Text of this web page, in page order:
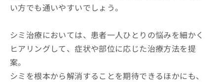
い方でも通いやすいでしょう。
シミ治療においては、患者一人ひとりの悩みを細かく
ヒアリングして、症状や部位に応じた治療方法を提
案。
シミを根本から解消することを期待できるほかにも、